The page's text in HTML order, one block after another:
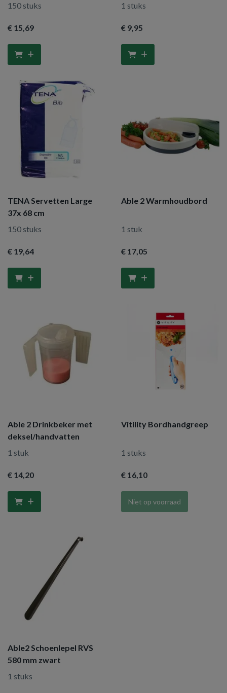
150 stuks
€ 15,69
1 stuks
€ 9,95
TENA Servetten Large
37x 68 cm
150 stuks
€ 19,64
Able 2 Warmhoudbord
1 stuk
€ 17,05
Able 2 Drinkbeker met
deksel/handvatten
1 stuk
€ 14,20
Vitility Bordhandgreep
1 stuks
€ 16,10
Niet op voorraad
Able2 Schoenlepel RVS
580 mm zwart
1 stuks